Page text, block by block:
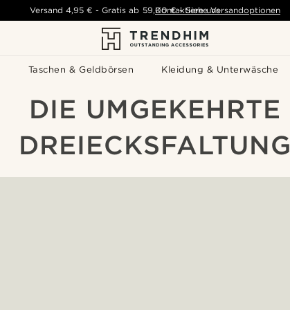
Taschen & Geldbörsen Kleidung & Unterwäsche
Versand 4,95 € -Gratis ab 59,00 € - Siehe Versandoptionen
Kontaktiere uns
DIE UMGEKEHRTE
DREIECKSFALTUNG